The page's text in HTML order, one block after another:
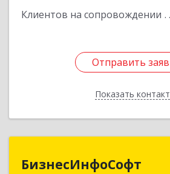
Клиентов на сопровождении
Отправить
Показать
Отправить
Назад
БизнесИнфоСофт